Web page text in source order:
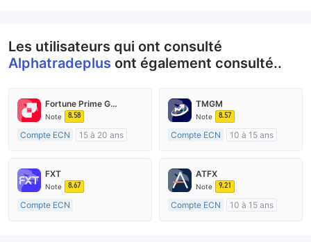
Les utilisateurs qui ont consulté
Alphatradeplus ont également consulté..
Fortune Prime Global
Note 8.58
Compte ECN
15 à 20 ans
Market Making (MM)
Etiquette principale MT4
TMGM
Note 8.57
Compte ECN
10 à 15 ans
Market Making (MM)
Etiquette principale MT4
FXT
Note 8.67
Compte ECN
ATFX
Note 9.21
Compte ECN
10 à 15 ans